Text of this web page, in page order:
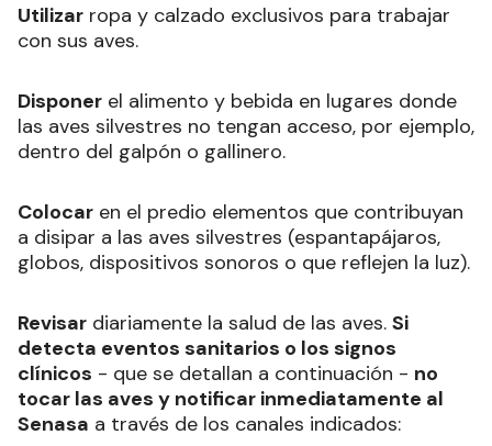
Utilizar ropa y calzado exclusivos para trabajar
con sus aves.
Disponer el alimento y bebida en lugares donde
las aves silvestres no tengan acceso, por ejemplo,
dentro del galpón o gallinero.
Colocar en el predio elementos que contribuyan
a disipar a las aves silvestres (espantapájaros,
globos, dispositivos sonoros o que reflejen la luz).
Revisar diariamente la salud de las aves. Si
detecta eventos sanitarios o los signos
clínicos - que se detallan a continuación - no
tocar las aves y notificar inmediatamente al
Senasa a través de los canales indicados: